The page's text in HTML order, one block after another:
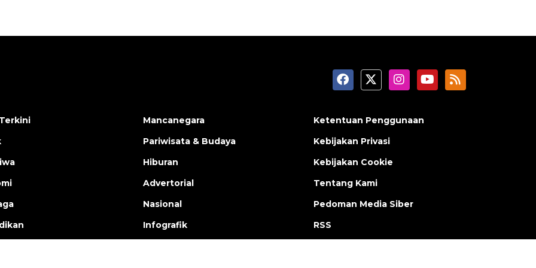
Mancanegara
Pariwisata & Budaya
Hiburan
Advertorial
Nasional
Infografik
Ketentuan Penggunaan
Kebijakan Privasi
Kebijakan Cookie
Tentang Kami
Pedoman Media Siber
RSS